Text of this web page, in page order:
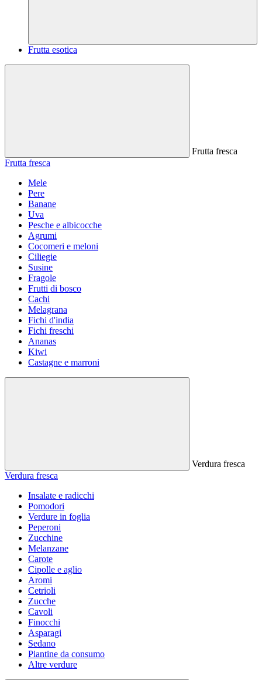
Frutta esotica
Frutta fresca
Frutta fresca
Mele
Pere
Banane
Uva
Pesche e albicocche
Agrumi
Cocomeri e meloni
Ciliegie
Susine
Fragole
Frutti di bosco
Cachi
Melagrana
Fichi d'india
Fichi freschi
Ananas
Kiwi
Castagne e marroni
Verdura fresca
Verdura fresca
Insalate e radicchi
Pomodori
Verdure in foglia
Peperoni
Zucchine
Melanzane
Carote
Cipolle e aglio
Aromi
Cetrioli
Zucche
Cavoli
Finocchi
Asparagi
Sedano
Piantine da consumo
Altre verdure